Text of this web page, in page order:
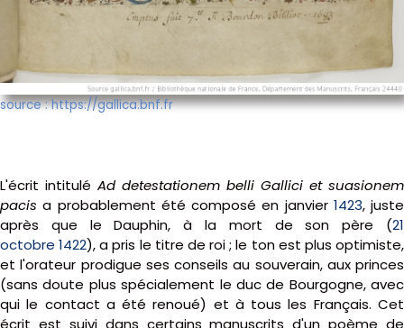
source : https://gallica.bnf.fr
L'écrit intitulé Ad detestationem belli Gallici et suasionem
pacis a probablement été composé en janvier 1423, juste
après que le Dauphin, à la mort de son père (21
octobre 1422), a pris le titre de roi ; le ton est plus optimiste,
et l'orateur prodigue ses conseils au souverain, aux princes
(sans doute plus spécialement le duc de Bourgogne, avec
qui le contact a été renoué) et à tous les Français. Cet
écrit est suivi dans certains manuscrits d'un poème de